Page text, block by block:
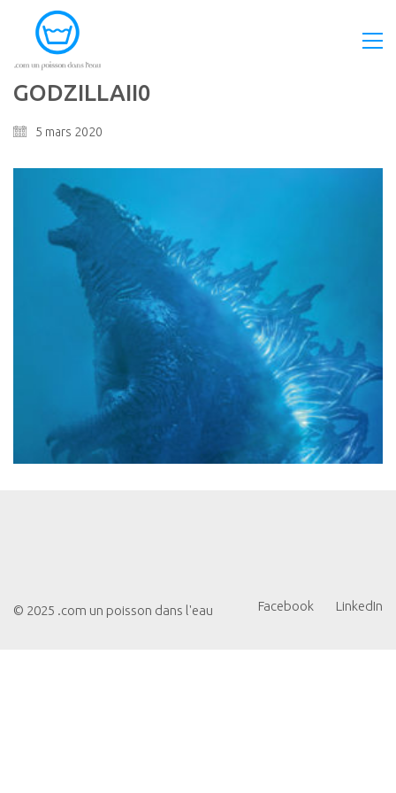
GODZILLAII0
5 mars 2020
Facebook LinkedIn
© 2025 .com un poisson dans l'eau